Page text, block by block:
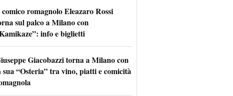
romagnolo Eleazaro Rossi
sul palco a Milano con
info e biglietti
Giacobazzi torna a Milano con
sua “Osteria” tra vino, piatti e comicità